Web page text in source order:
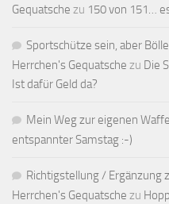
Gequatsche zu 150 von 151…
Sportschütze sein, aber
Herrchen's Gequatsche zu Die
Ist dafür Geld da?
Mein Weg zur eigenen
entspannter Samstag :-)
Richtigstellung / Ergänzung
Herrchen's Gequatsche zu